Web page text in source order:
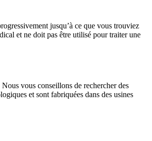
jusqu’à ce que vous trouviez
et ne doit pas être utilisé pour traiter une
vous conseillons de rechercher des
et sont fabriquées dans des usines